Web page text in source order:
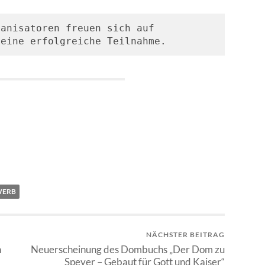
freuen sich auf
erfolgreiche Teilnahme.
NÄCHSTER BEITRAG
Neuerscheinung des Dombuchs „Der Dom zu
Speyer – Gebaut für Gott und Kaiser“